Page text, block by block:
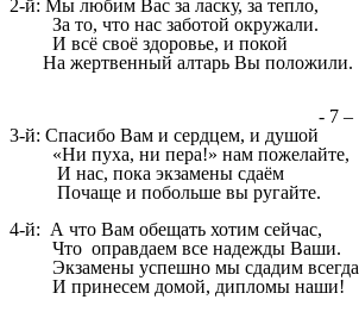
2-й: Мы любим Вас за ласку, за тепло,
За то, что нас заботой окружали.
И всё своё здоровье, и покой
На жертвенный алтарь Вы положили.
- 7 –
3-й: Спасибо Вам и сердцем, и душой
«Ни пуха, ни пера!» нам пожелайте,
И нас, пока экзамены сдаём
Почаще и побольше вы ругайте.
4-й: А что Вам обещать хотим сейчас,
Что оправдаем все надежды Ваши.
Экзамены успешно мы сдадим всегда
И принесем домой, дипломы наши!